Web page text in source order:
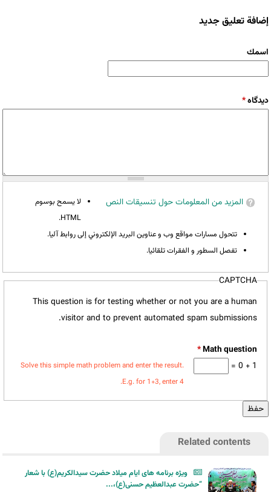
إضافة تعليق جديد
‏اسمك ‏
‏دیدگاه ‏*
المزيد من المعلومات حول تنسيقات النص
لا يسمح بوسوم
HTML.
تتحول مسارات مواقع وب و عناوين البريد الإلكتروني إلى روابط آليا.
تفصل السطور و الفقرات تلقائيا.
CAPTCHA
This question is for testing whether or not you are a human
visitor and to prevent automated spam submissions.
*
1 + 0 =
Solve this simple math problem and enter the result.
E.g. for 1+3, enter 4.
Related contents
ویژه برنامه های ایام میلاد حضرت سیدالکریم(ع) با شعار
“حضرت عبدالعظیم حسنی(ع)،...